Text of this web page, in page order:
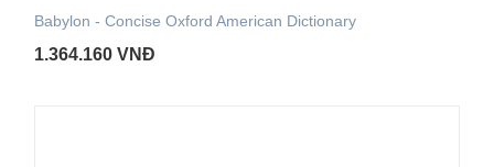
Babylon - Concise Oxford American Dictionary
1.364.160 VNĐ